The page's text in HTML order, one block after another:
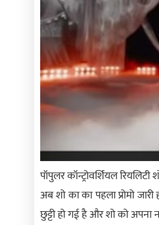
पॉपुलर कॉन्ट्रोवर्शियल
अब शो का का पहला प्रोमो
छुट्टी हो गई है और शो को अपना